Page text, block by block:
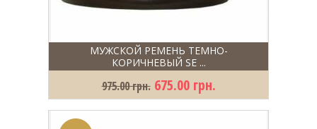
МУЖСКОЙ РЕМЕНЬ ТЕМНО-
КОРИЧНЕВЫЙ SE ...
975.00 грн. 675.00 грн.